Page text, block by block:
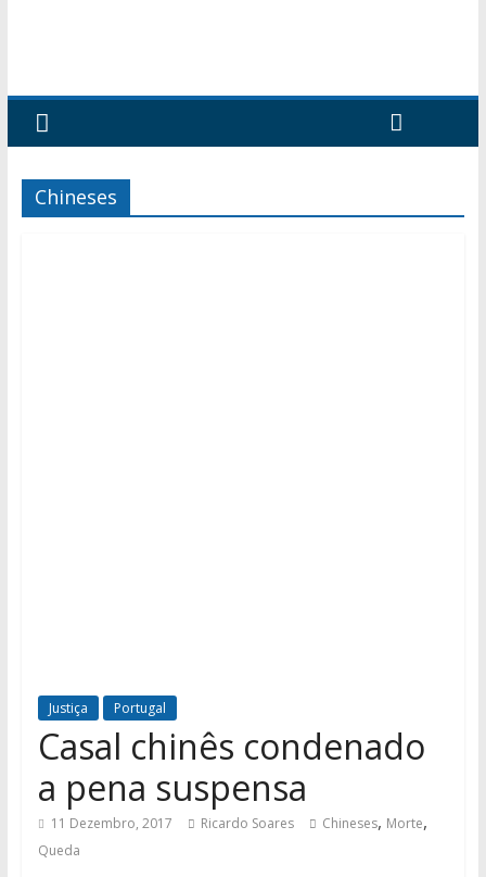
Chineses
Justiça Portugal
Casal chinês condenado
a pena suspensa
11 Dezembro, 2017 Ricardo Soares Chineses, Morte,
Queda